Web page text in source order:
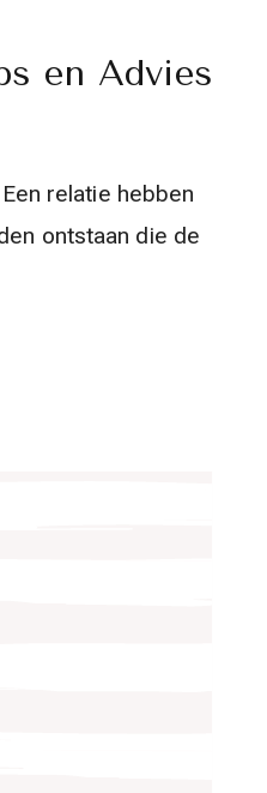
en Advies
relatie hebben
ontstaan die de